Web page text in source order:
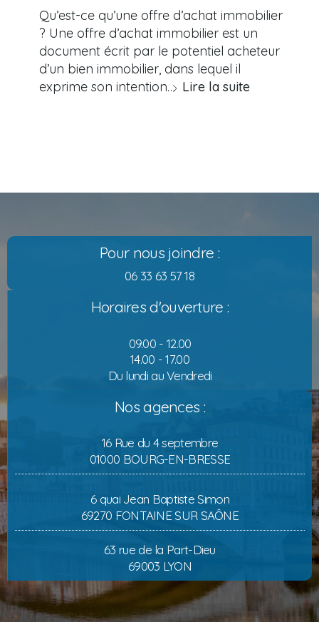
Qu’est-ce qu’une offre d’achat immobilier
? Une offre d’achat immobilier est un
document écrit par le potentiel acheteur
d’un bien immobilier, dans lequel il
exprime son intention… Lire la suite
Pour nous joindre :
06 33 63 57 18
Horaires d'ouverture :
09.00 - 12.00
14.00 - 17.00
Du lundi au Vendredi
Nos agences :
16 Rue du 4 septembre
01000 BOURG-EN-BRESSE
6 quai Jean Baptiste Simon
69270 FONTAINE SUR SAÔNE
63 rue de la Part-Dieu
69003 LYON